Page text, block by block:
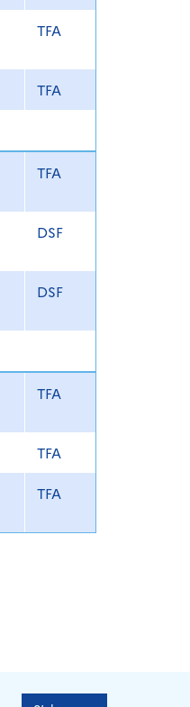
TFA
TFA
TFA
DSF
DSF
TFA
TFA
TFA